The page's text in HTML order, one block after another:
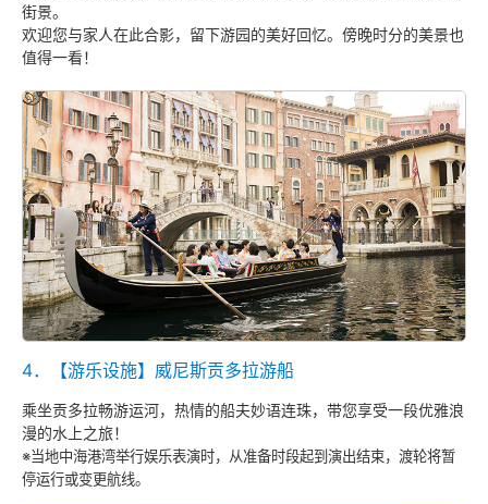
街景。
欢迎您与家人在此合影，留下游园的美好回忆。傍晚时分的美景也
值得一看！
4．【游乐设施】威尼斯贡多拉游船
乘坐贡多拉畅游运河，热情的船夫妙语连珠，带您享受一段优雅浪
漫的水上之旅！
※当地中海港湾举行娱乐表演时，从准备时段起到演出结束，渡轮将暂
停运行或变更航线。